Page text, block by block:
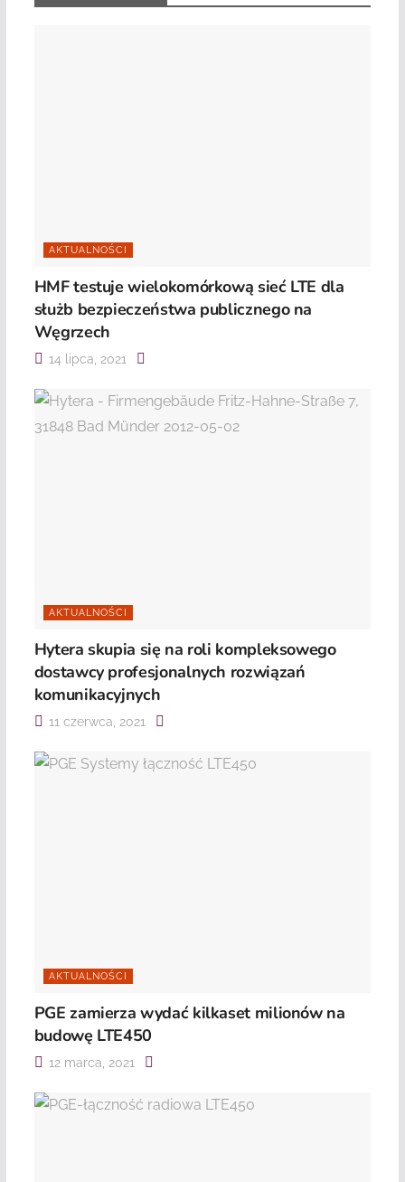
AKTUALNOŚCI
HMF testuje wielokomórkową sieć LTE dla
służb bezpieczeństwa publicznego na
Węgrzech
14 lipca, 2021
AKTUALNOŚCI
Hytera skupia się na roli kompleksowego
dostawcy profesjonalnych rozwiązań
komunikacyjnych
11 czerwca, 2021
AKTUALNOŚCI
PGE zamierza wydać kilkaset milionów na
budowę LTE450
12 marca, 2021